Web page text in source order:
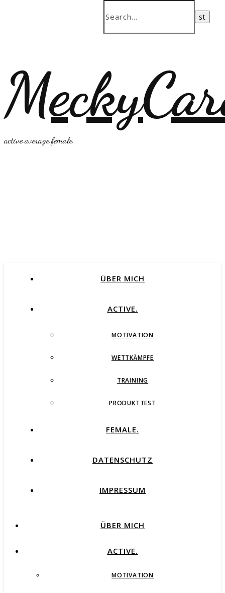
active.average.female.
ÜBER MICH
ACTIVE.
MOTIVATION
WETTKÄMPFE
TRAINING
PRODUKTTEST
FEMALE.
DATENSCHUTZ
IMPRESSUM
ÜBER MICH
ACTIVE.
MOTIVATION